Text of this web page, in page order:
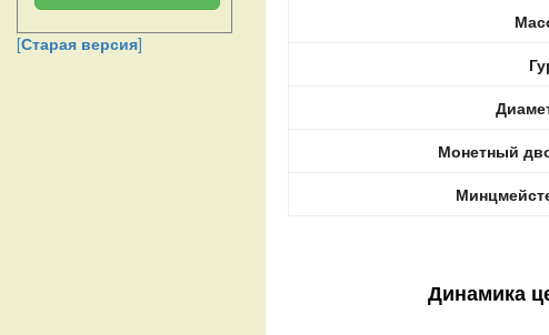
[Старая версия]
Монетный
Динамика